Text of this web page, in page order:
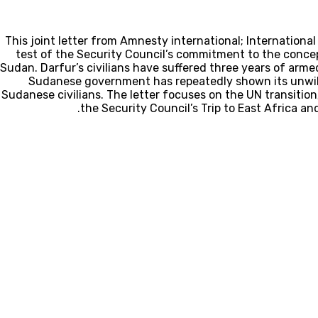
This joint letter from Amnesty international; International
test of the Security Council’s commitment to the
Sudan. Darfur’s civilians have suffered three years of
Sudanese government has repeatedly shown its
Sudanese civilians. The letter focuses on the UN
the Security Council’s Trip to East Africa